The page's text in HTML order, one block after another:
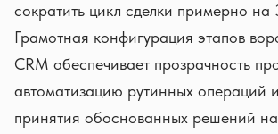
сократить цикл сделки примерно на
Грамотная конфигурация этапов
CRM обеспечивает прозрачность
автоматизацию рутинных операций
принятия обоснованных решений